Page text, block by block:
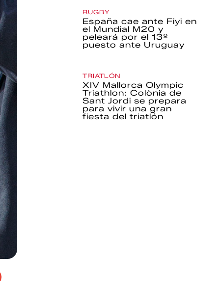
RUGBY
España cae ante Fiyi en
el Mundial M20 y
peleará por el 13º
puesto ante Uruguay
TRIATLÓN
XIV Mallorca Olympic
Triathlon: Colònia de
Sant Jordi se prepara
para vivir una gran
fiesta del triatlón